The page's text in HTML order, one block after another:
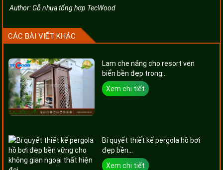
Author:Gỗ nhựa tổng hợp TecWood
CÁC BÀI VIẾT KHÁC
Lam che nắng cho resort ven
biển bền đẹp trong...
Xem chi tiết
Bí quyết thiết kế pergola hồ bơi
đẹp bền...
Xem chi tiết